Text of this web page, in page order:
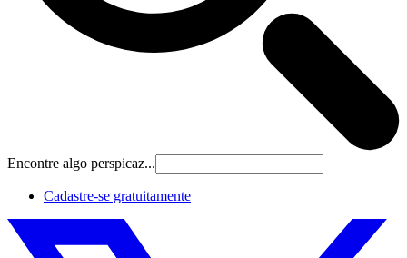
Encontre algo perspicaz...
Cadastre‐se gratuitamente